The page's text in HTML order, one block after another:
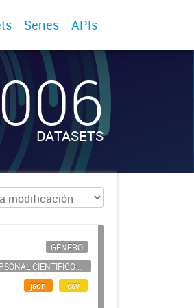
Series APIs
006
DATASETS
GÉNERO
PERSONAL CIENTÍFICO-TECNOLÓGICO
json
csv